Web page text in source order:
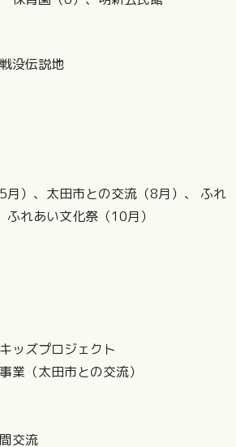
没伝説地
）、太田市との交流（8月）、 ふれ
れあい文化祭（10月）
ッズプロジェクト
業（太田市との交流）
交流